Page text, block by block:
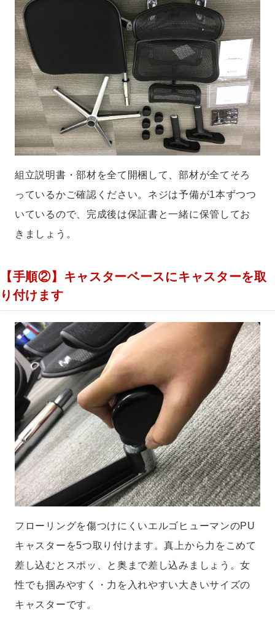
組立説明書・部材を全て開梱して、部材が全てそろ
っているかご確認ください。ネジは予備が1本ずつつ
いているので、完成後は保証書と一緒に保管してお
きましょう。
【手順②】キャスターベースにキャスターを取
り付けます
フローリングを傷つけにくいエルゴヒューマンのPU
キャスターを5つ取り付けます。真上から力をこめて
差し込むとスポッ、と奥まで差し込みましょう。女
性でも掴みやすく・力を入れやすい大きいサイズの
キャスターです。